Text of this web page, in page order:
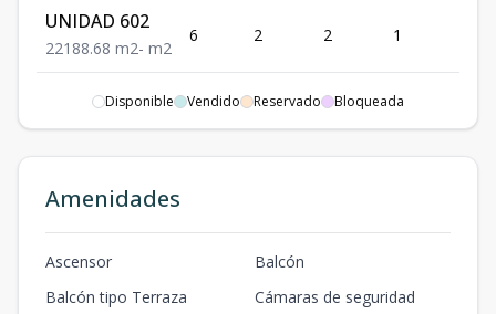
UNIDAD 602
221 88.68 m2- m2
6 2 2 1
UNIDAD 502
5 2 2 1
2 21
91.95
18.71
Disponible Vendido Reservado Bloqueada
Amenidades
Ascensor
Balcón
Balcón tipo Terraza
Cámaras de seguridad